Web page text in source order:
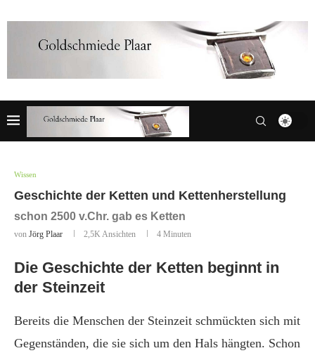
Wissen
Geschichte der Ketten und Kettenherstellung
schon 2500 v.Chr. gab es Ketten
von Jörg Plaar 2,5K Ansichten 4 Minuten
Die Geschichte der Ketten beginnt in
der Steinzeit
Bereits die Menschen der Steinzeit schmückten sich mit
Gegenständen, die sie sich um den Hals hängten. Schon